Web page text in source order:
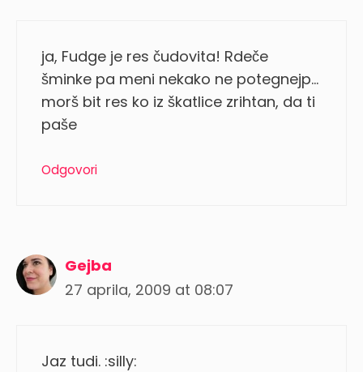
ja, Fudge je res čudovita! Rdeče
šminke pa meni nekako ne potegnejp…
morš bit res ko iz škatlice zrihtan, da ti
paše
Odgovori
Gejba
27 aprila, 2009 at 08:07
Jaz tudi. :silly: